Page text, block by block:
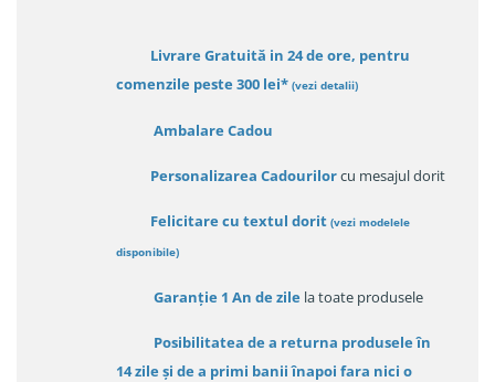
Livrare Gratuită in 24 de ore, pentru
comenzile peste 300 lei* (vezi detalii)
Ambalare Cadou
Personalizarea Cadourilorcu mesajul dorit
Felicitare cu textul dorit (vezi modelele
disponibile)
Garanție 1 An de zile la toate produsele
Posibilitatea de a returna produsele în
14 zileși de a primi banii înapoi fara nici o